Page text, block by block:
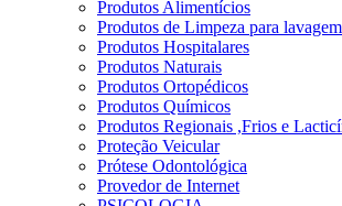
Produtos Alimentícios
Produtos de Limpeza para
Produtos Hospitalares
Produtos Naturais
Produtos Ortopédicos
Produtos Químicos
Produtos Regionais ,Frios e
Proteção Veicular
Prótese Odontológica
Provedor de Internet